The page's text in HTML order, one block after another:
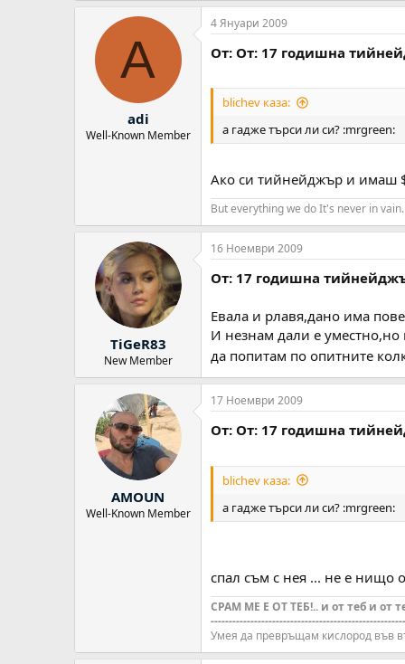
A
adi
Well-Known Member
4 Януари 2009
От: От: 17 годишна
blichev каза:
а гадже търси ли си? :mrgreen:
Ако си тийнейджър и имаш
But everything we do It's never in vain.
TiGeR83
New Member
16 Ноември 2009
От: 17 годишна
Евала и рлавя,дано има
И незнам дали е уместно,но
да попитам по опитните
AMOUN
Well-Known Member
17 Ноември 2009
От: От: 17 годишна
blichev каза:
а гадже търси ли си? :mrgreen:
спал съм с нея ... не е нищо
СРАМ МЕ Е ОТ ТЕБ!.. и от теб и от
Умея да превръщам кислород във